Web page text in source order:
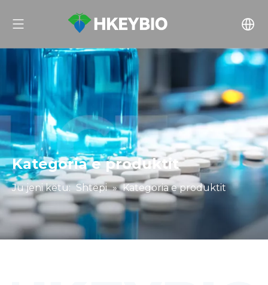
Kategoria e produktit
Ju jeni këtu: Shtëpi » Kategoria e produktit